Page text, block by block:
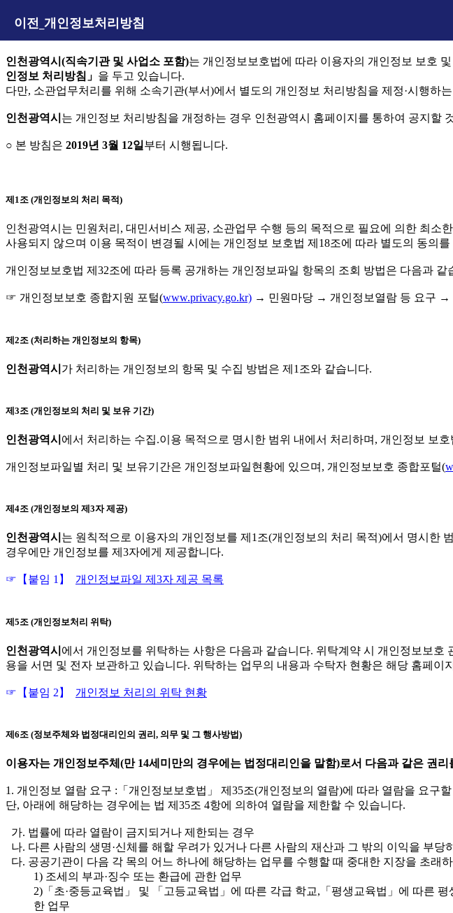
이전_개인정보처리방침
인천광역시(직속기관 및 사업소 포함)는 개인정보보호법에 따라 이용자의 개인정보 보호
인정보 처리방침」 을 두고 있습니다.
다만, 소관업무처리를 위해 소속기관(부서)에서 별도의 개인정보 처리방침을 제정·시행
인천광역시 는 개인정보 처리방침을 개정하는 경우 인천광역시 홈페이지를 통하여 공지할
○ 본 방침은 2019년 3월 12일 부터 시행됩니다.
제1조 (개인정보의 처리 목적)
인천광역시는 민원처리, 대민서비스 제공, 소관업무 수행 등의 목적으로 필요에 의한 최
사용되지 않으며 이용 목적이 변경될 시에는 개인정보 보호법 제18조에 따라 별도의 동의
개인정보보호법 제32조에 따라 등록 공개하는 개인정보파일 항목의 조회 방법은 다음과 같
☞ 개인정보보호 종합지원 포털(www.privacy.go.kr) → 민원마당 → 개인정보열람 등 요구 →
제2조 (처리하는 개인정보의 항목)
인천광역시 가 처리하는 개인정보의 항목 및 수집 방법은 제1조와 같습니다.
제3조 (개인정보의 처리 및 보유 기간)
인천광역시 에서 처리하는 수집.이용 목적으로 명시한 범위 내에서 처리하며, 개인정보 보
개인정보파일별 처리 및 보유기간은 개인정보파일현황에 있으며, 개인정보보호 종합포털(
제4조 (개인정보의 제3자 제공)
인천광역시 는 원칙적으로 이용자의 개인정보를 제1조(개인정보의 처리 목적)에서 명시한
경우에만 개인정보를 제3자에게 제공합니다.
☞【붙임 1】 개인정보파일 제3자 제공 목록
제5조 (개인정보처리 위탁)
인천광역시 에서 개인정보를 위탁하는 사항은 다음과 같습니다. 위탁계약 시 개인정보보
용을 서면 및 전자 보관하고 있습니다. 위탁하는 업무의 내용과 수탁자 현황은 해당 홈페이
☞【붙임 2】 개인정보 처리의 위탁 현황
제6조 (정보주체와 법정대리인의 권리, 의무 및 그 행사방법)
이용자는 개인정보주체(만 14세미만의 경우에는 법정대리인을 말함)로서 다음과 같은 권
1. 개인정보 열람 요구 :「개인정보보호법」 제35조(개인정보의 열람)에 따라 열람을 요구
단, 아래에 해당하는 경우에는 법 제35조 4항에 의하여 열람을 제한할 수 있습니다.
가. 법률에 따라 열람이 금지되거나 제한되는 경우
나. 다른 사람의 생명·신체를 해할 우려가 있거나 다른 사람의 재산과 그 밖의 이익을 부당
다. 공공기관이 다음 각 목의 어느 하나에 해당하는 업무를 수행할 때 중대한 지장을 초래
1) 조세의 부과·징수 또는 환급에 관한 업무
2)「초·중등교육법」 및 「고등교육법」에 따른 각급 학교,「평생교육법」에 따른
한 업무